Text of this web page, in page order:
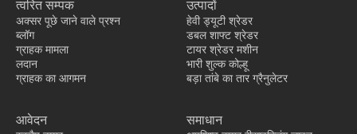
क
k
e
त्वरित सम्पक
अक्सर पूछे जाने वाले प्रश्न
ब्लॉग
ग्राहक मामला
लदान
ग्राहक का आगमन
उत्पादों
हेवी ड्यूटी श्रेडर
डबल शाफ्ट श्रेडर
टायर श्रेडर मशीन
भारी शुल्क कोल्हू
बड़ा तांबे का तार ग्रैनुलेटर
आवेदन समाधान